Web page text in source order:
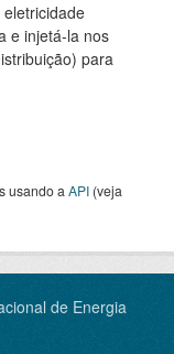
e injetá-la nos
para
usando a API (veja
de Energia